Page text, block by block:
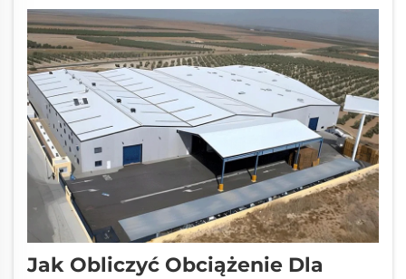
kluczowych norm AISI: S100, które obejmuje
stal cienkościenną ...
Jak Obliczyć Obciążenie Dla